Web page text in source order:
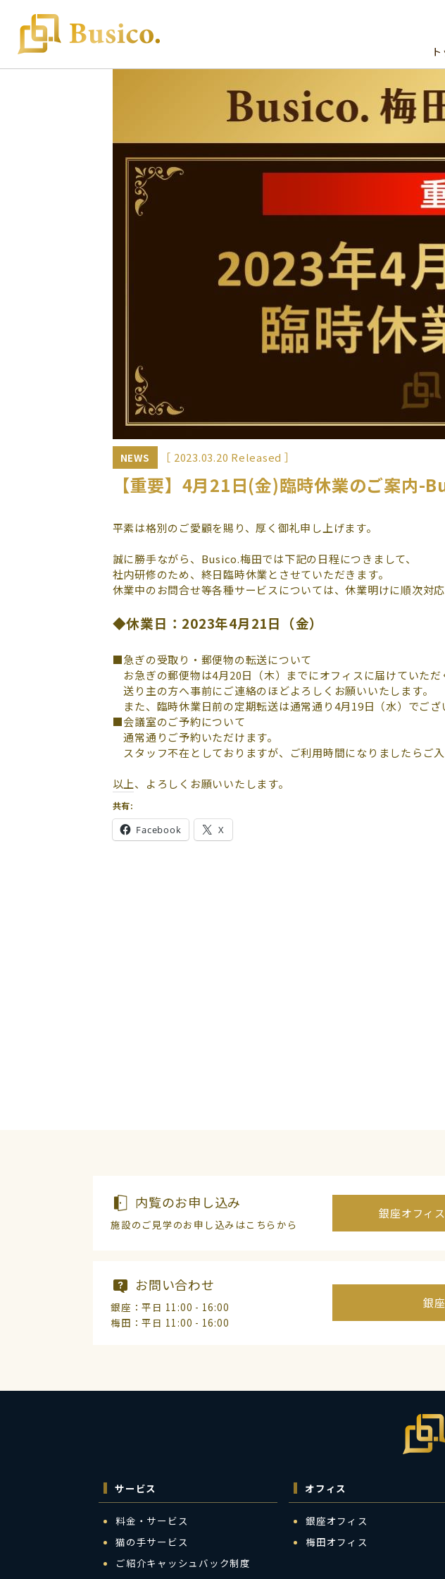
NEWS ［ 2023.03.20 Released ］
【重要】4月21日(金)臨時休業のご案内-
平素は格別のご愛顧を賜り、厚く御礼申し上げます。
誠に勝手ながら、Busico.梅田では下記の日程につきまして、
社内研修のため、終日臨時休業とさせていただきます。
休業中のお問合せ等各種サービスについては、休業明けに順次対応
◆休業日：2023年4月21日（金）
■急ぎの受取り・郵便物の転送について
お急ぎの郵便物は4月20日（木）までにオフィスに届けていただ
送り主の方へ事前にご連絡のほどよろしくお願いいたします。
また、臨時休業日前の定期転送は通常通り4月19日（水）でござ
■会議室のご予約について
通常通りご予約いただけます。
スタッフ不在としておりますが、ご利用時間になりましたらご入
以上、よろしくお願いいたします。
共有:
Facebook X
内覧のお申し込み
施設のご見学のお申し込みはこちらから
銀座オフィ
お問い合わせ
銀座：平日 11:00 - 16:00
梅田：平日 11:00 - 16:00
銀
サービス
料金・サービス
猫の手サービス
ご紹介キャッシュバック制度
オフィス
銀座オフィス
梅田オフィス